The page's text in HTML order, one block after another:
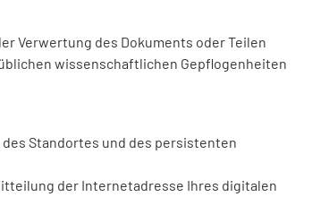
Verwertung des Dokuments oder Teilen
wissenschaftlichen Gepflogenheiten
Standortes und des persistenten
der Internetadresse Ihres digitalen